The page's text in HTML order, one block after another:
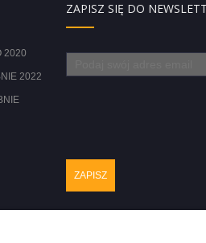
2020
2022
ZAPISZ SIĘ DO